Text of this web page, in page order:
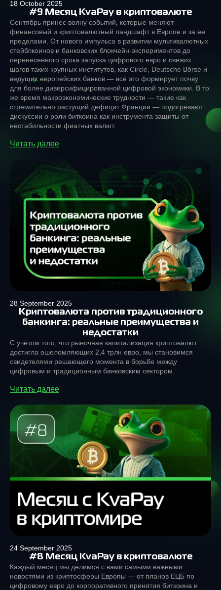
18 October 2025
#9 Месяц KvaPay в криптовалюте
Сентябрь принес волну событий, которые меняют
финансовый и криптовалютный ландшафт в Европе и за ее
пределами. От нового импульса в развитии мультивалютных
стейблкоинов и банковских блокчейн-экспериментов до
перенесенного срока запуска цифрового евро и свежих
шагов таких крупных институтов, как Circle, Deutsche Börse и
ведущих европейских банков — всё это формирует почву
для более диверсифицированной цифровой экономики. В то
же время макроэкономические трудности — такие как
стремительно растущий дефицит Франции — подогревают
дискуссии о роли биткоина как инструмента защиты от
нестабильности фиатных валют.
Читать далее
28 September 2025
Криптовалюта против традиционного
банкинга: реальные преимущества и
недостатки
С учётом того, что рыночная капитализация криптовалют
достигла ошеломляющих 2,4 трлн евро, мы становимся
свидетелями решающего момента в борьбе между
цифровым и традиционным банковским сектором.
Читать далее
24 September 2025
#8 Месяц KvaPay в криптовалюте
Каждый месяц мы делимся с вами самыми важными
новостями из криптосферы Европы — от планов ЕЦБ по
цифровому евро до корпоративного принятия биткоина и